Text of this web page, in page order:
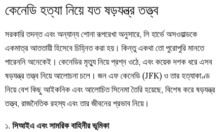
কেনেডি হত্যা নিয়ে যত ষড়যন্ত্র তত্ত্ব
সরকারি তদন্ত এবং অন্যান্য শোনা রূপরেখা অনুসারে, লি হার্ভে অসওয়াল্ডকে
একমাত্র আততায়ী হিসেবে চিহ্নিত করা হয়। কিন্তু একথা তো পুরোপুরি মানতে
পারেননি অনেকেই। কেনেডির মৃত্যু নিয়ে প্রশ্ন ওঠে, এবং কয়েক দশক ধরে এসব
ষড়যন্ত্র তত্ত্ব নিয়ে আলোচনা চলে। জন এফ কেনেডি (JFK) ও তার হত্যাকাণ্ড
নিয়ে বেশ কিছু আইকনিক এবং আলোচিত সিনেমা তৈরি হয়েছে, বিশেষ করে ষড়যন্ত্র
তত্ত্ব, রাজনৈতিক রহস্য এবং তার জীবনের প্রভাব নিয়ে।
১. সিআইএ এবং সামরিক বাহিনীর ভূমিকা